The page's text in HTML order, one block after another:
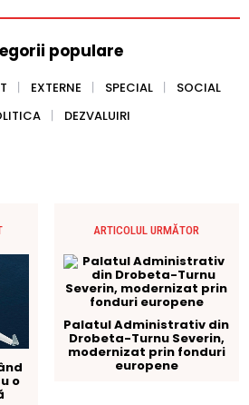
populare
EXTERNE SPECIAL
SOCIAL
DEZVALUIRI
o
ARTICOLUL URMĂTOR
Palatul Administrativ din
Drobeta-Turnu Severin,
modernizat prin fonduri
europene